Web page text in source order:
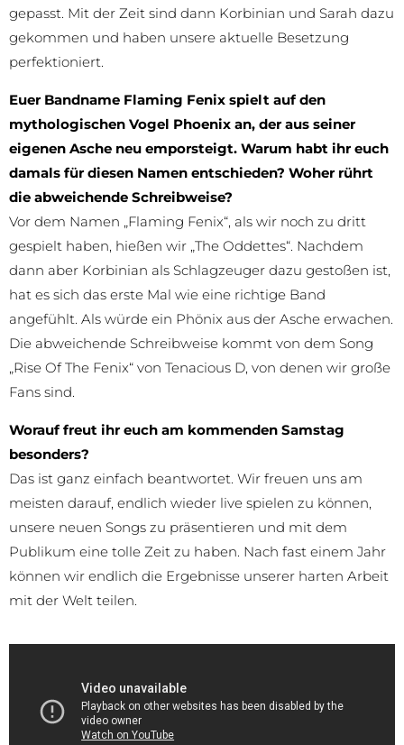
gepasst. Mit der Zeit sind dann Korbinian und Sarah dazu
gekommen und haben unsere aktuelle Besetzung
perfektioniert.
Euer Bandname Flaming Fenix spielt auf den
mythologischen Vogel Phoenix an, der aus seiner
eigenen Asche neu emporsteigt. Warum habt ihr euch
damals für diesen Namen entschieden? Woher rührt
die abweichende Schreibweise?
Vor dem Namen „Flaming Fenix“, als wir noch zu dritt
gespielt haben, hießen wir „The Oddettes“. Nachdem
dann aber Korbinian als Schlagzeuger dazu gestoßen ist,
hat es sich das erste Mal wie eine richtige Band
angefühlt. Als würde ein Phönix aus der Asche erwachen.
Die abweichende Schreibweise kommt von dem Song
„Rise Of The Fenix“ von Tenacious D, von denen wir große
Fans sind.
Worauf freut ihr euch am kommenden Samstag
besonders?
Das ist ganz einfach beantwortet. Wir freuen uns am
meisten darauf, endlich wieder live spielen zu können,
unsere neuen Songs zu präsentieren und mit dem
Publikum eine tolle Zeit zu haben. Nach fast einem Jahr
können wir endlich die Ergebnisse unserer harten Arbeit
mit der Welt teilen.